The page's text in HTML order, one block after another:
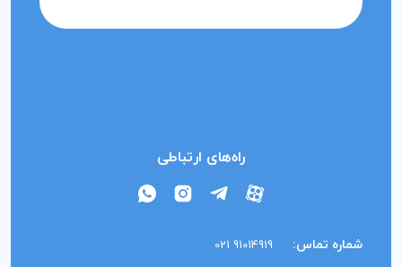
راه‌های ارتباطی
شماره تماس: 91014919 021